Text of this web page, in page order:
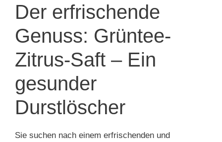
Der erfrischende
Genuss: Grüntee-
Zitrus-Saft – Ein
gesunder
Durstlöscher
Sie suchen nach einem erfrischenden und